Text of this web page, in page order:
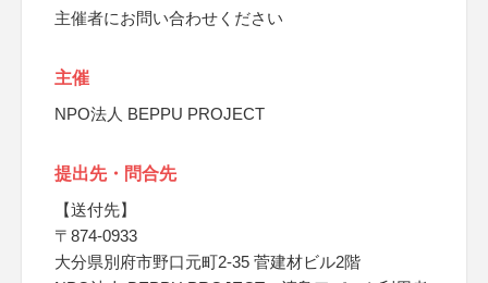
主催者にお問い合わせください
主催
NPO法人 BEPPU PROJECT
提出先・問合先
【送付先】
〒874-0933
大分県別府市野口元町2-35 菅建材ビル2階